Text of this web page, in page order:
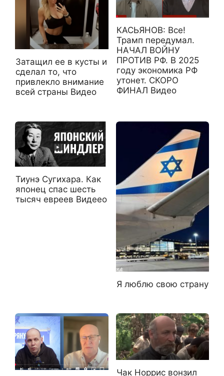
Затащил ее в кусты и
сделал то, что
привлекло внимание
всей страны Видео
КАСЬЯНОВ: Все!
Трамп передумал.
НАЧАЛ ВОЙНУ
ПРОТИВ РФ. В 2025
году экономика РФ
утонет. СКОРО
ФИНАЛ Видео
Тиунэ Сугихара. Как
японец спас шесть
тысяч евреев Видеео
Я люблю свою страну
Чак Норрис вонзил